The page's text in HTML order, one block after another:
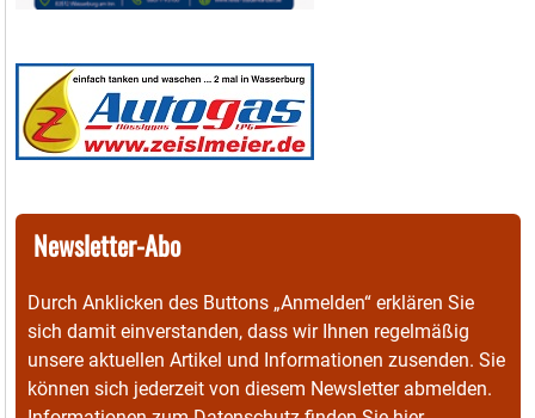
Newsletter-Abo
Durch Anklicken des Buttons „Anmelden“ erklären Sie
sich damit einverstanden, dass wir Ihnen regelmäßig
unsere aktuellen Artikel und Informationen zusenden. Sie
können sich jederzeit von diesem Newsletter abmelden.